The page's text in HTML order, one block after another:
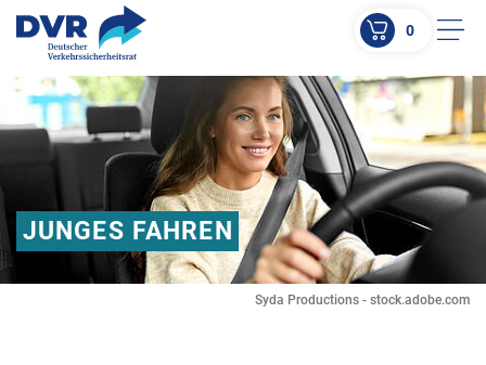
ZUM HAUPTINHALT SPRINGEN
ZUR SUCHE SPRINGEN
0
Syda Productions - stock.adobe.com
JUNGES FAHREN